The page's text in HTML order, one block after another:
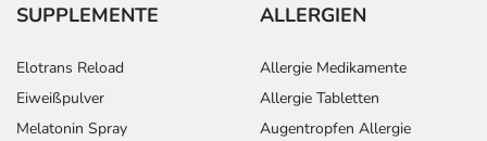
SUPPLEMENTE
Elotrans Reload
Eiweißpulver
Melatonin Spray
ALLERGIEN
Allergie Medikamente
Allergie Tabletten
Augentropfen Allergie